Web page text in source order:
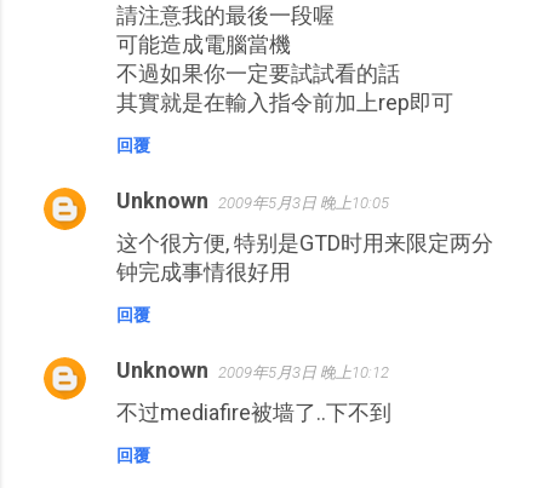
請注意我的最後一段喔
可能造成電腦當機
不過如果你一定要試試看的話
其實就是在輸入指令前加上rep即可
回覆
Unknown 2009年5月3日 晚上10:05
这个很方便, 特别是GTD时用来限定两分
钟完成事情很好用
回覆
Unknown 2009年5月3日 晚上10:12
不过mediafire被墙了..下不到
回覆